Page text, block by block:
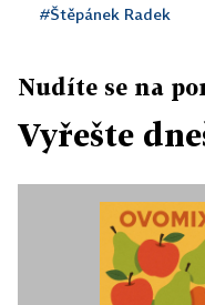
#Štěpánek Radek
Nudíte se na
Vyřešte